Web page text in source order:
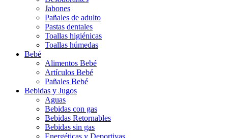
Jabones
Pañales de adulto
Pastas dentales
Toallas higiénicas
Toallas húmedas
Bebé
Alimentos Bebé
Artículos Bebé
Pañales Bebé
Bebidas y Jugos
Aguas
Bebidas con gas
Bebidas Retornables
Bebidas sin gas
Energéticas y Deportivas